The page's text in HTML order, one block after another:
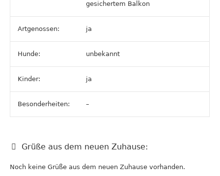
gesichertem Balkon
Artgenossen: ja
Hunde: unbekannt
Kinder: ja
Besonderheiten: –
Grüße aus dem neuen Zuhause:
Noch keine Grüße aus dem neuen Zuhause vorhanden.